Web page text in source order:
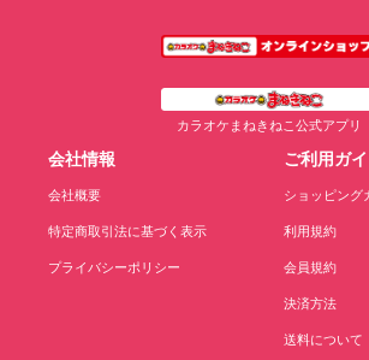
カラオケまねきねこ公式アプリ
会社情報
会社概要
特定商取引法に基づく表示
プライバシーポリシー
ご利用ガ
ショッピング
利用規約
会員規約
決済方法
送料について